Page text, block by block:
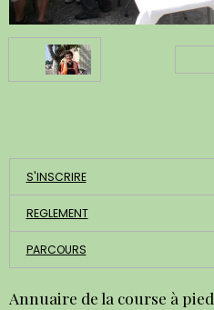
S'INSCRIRE
REGLEMENT
PARCOURS
Annuaire de la course à pied